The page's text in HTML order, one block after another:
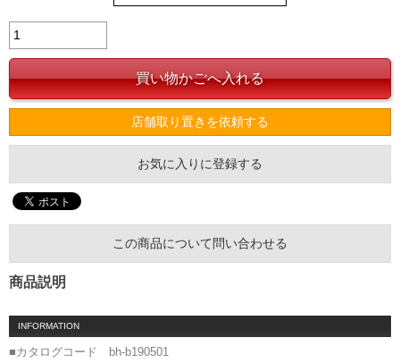
店舗取り置きを依頼する
お気に入りに登録する
この商品について問い合わせる
商品説明
INFORMATION
■カタログコード bh-b190501